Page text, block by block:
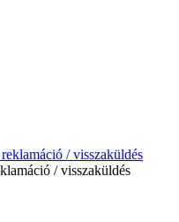
/ visszaküldés
/ visszaküldés